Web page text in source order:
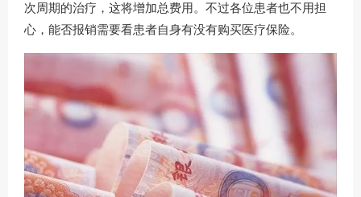
次周期的治疗，这将增加总费用。不过各位患者也不用担
心，能否报销需要看患者自身有没有购买医疗保险。